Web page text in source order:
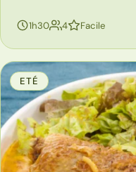
1h30 4personnes
Facile
ETÉ